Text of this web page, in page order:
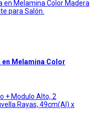
Melamina Color